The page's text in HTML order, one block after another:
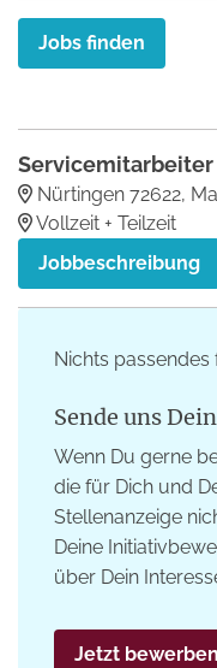
Jobs finden
Nürtingen 72622,
Vollzeit + Teilzeit
Jobbeschreibung
Nichts passendes
Sende uns
Wenn Du gerne
die für Dich und
Stellenanzeige
Deine
über Dein
Jetzt bewerben